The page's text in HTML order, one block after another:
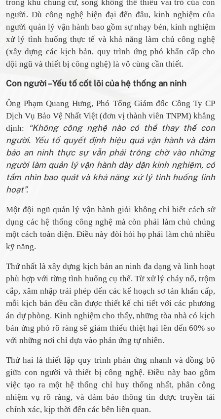
trong khu chung cư, song không thể thiếu vai trò của con
người. Dù công nghệ hiện đại đến đâu, kinh nghiệm của
người quản lý vận hành bao gồm sự nhạy bén, kinh nghiệm
xử lý tình huống thực tế và khả năng làm chủ công nghệ
(xây dựng các kịch bản, quy trình ứng phó khẩn cấp cho
đội ngũ và thiết bị công nghệ) là vô cùng cần thiết.
Con người – Yếu tố cốt lõi của hệ thống an ninh
Ông Phạm Quang Hưng, Phó Tổng Giám đốc Công Ty CP
Dịch Vụ Bảo Vệ Nhất Việt (đơn vị thành viên TNPM) khẳng
định:
“Không công nghệ nào có thể thay thế con
người. Yếu tố quyết định hiệu quả vận hành và đảm
bảo an ninh thực sự vẫn phải trông chờ vào những
người làm quản lý vận hành dày dặn kinh nghiệm, có
tầm nhìn bao quát và khả năng xử lý tình huống linh
hoạt”.
Một đội ngũ quản lý vận hành giỏi không chỉ biết cách sử
dụng các hệ thống công nghệ mà còn phải làm chủ chúng
một cách toàn diện. Điều này đòi hỏi họ phải làm chủ nhiều
kỹ năng.
Thứ nhất là xây dựng kịch bản an ninh đa dạng và linh hoạt
phù hợp với từng tình huống cụ thể. Từ xử lý cháy nổ, trộm
cắp, xâm nhập trái phép đến các kế hoạch sơ tán khẩn cấp,
mỗi kịch bản đều cần được thiết kế chi tiết với các phương
án dự phòng. Kinh nghiệm cho thấy, những tòa nhà có kịch
bản ứng phó rõ ràng sẽ giảm thiểu thiệt hại lên đến 60% so
với những nơi chỉ dựa vào phản ứng tự nhiên.
Thứ hai là thiết lập quy trình phản ứng nhanh và đồng bộ
giữa con người và thiết bị công nghệ. Điều này bao gồm
việc tạo ra một hệ thống chỉ huy thống nhất, phân công
nhiệm vụ rõ ràng, và đảm bảo thông tin được truyền tải
chính xác, kịp thời đến các bên liên quan.